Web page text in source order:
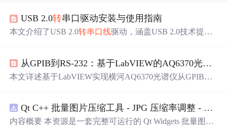
USB 2.0转串口驱动安装与使用指南
本文介绍了USB 2.0转串口线驱动，涵盖USB 2.0技术提
给出不同系统安装步骤及故障排除技巧，强调正确安装使
用该驱动的重要性。
从GPIB到RS-232：基于LabVIEW的AQ6370光谱仪串口通信上位机开发实践
本文详述基于LabVIEW实现横河AQ6370光谱仪从GPIB向
议解析、驱动初始化逻辑、上位机状态机架构设计、二进
制/ASCII混合数据存储、参数持久化、波特率优化（11520
Qt C++ 批量图片压缩工具 - JPG 压缩率调整 - 批量修改分辨率 - 本地图片批处理（源码）
内容概要 本资源是一套完整可运行的 Qt Widgets 批量图片